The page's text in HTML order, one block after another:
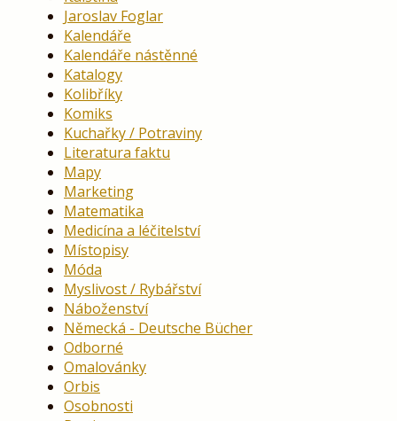
Jaroslav Foglar
Kalendáře
Kalendáře nástěnné
Katalogy
Kolibříky
Komiks
Kuchařky / Potraviny
Literatura faktu
Mapy
Marketing
Matematika
Medicína a léčitelství
Místopisy
Móda
Myslivost / Rybářství
Náboženství
Německá - Deutsche Bücher
Odborné
Omalovánky
Orbis
Osobnosti